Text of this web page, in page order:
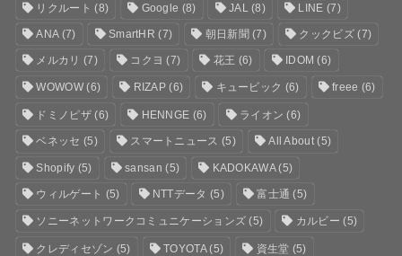
リクルート (8) Google (8) JAL (8) LINE (7)
ANA(7) SmartHR (7) 朝日新聞 (7) クックビズ(7)
メルカリ (7) コクヨ (7) 花王 (6) IDOM (6)
WOWOW(6) RIZAP (6) キュービック (6) freee (6)
ドミノピザ(6) HENNGE (6) ライオン (6)
ベネッセ (5) スマートニュース (5) All About(5)
Shopify (5) sansan (5) KADOKAWA(5)
ウィルゲート (5) NTTデータ (5) 富士通 (5)
ソニーネットワークコミュニケーションズ (5) カルビー (5)
クレディセゾン (5) TOYOTA(5) 資生堂 (5)